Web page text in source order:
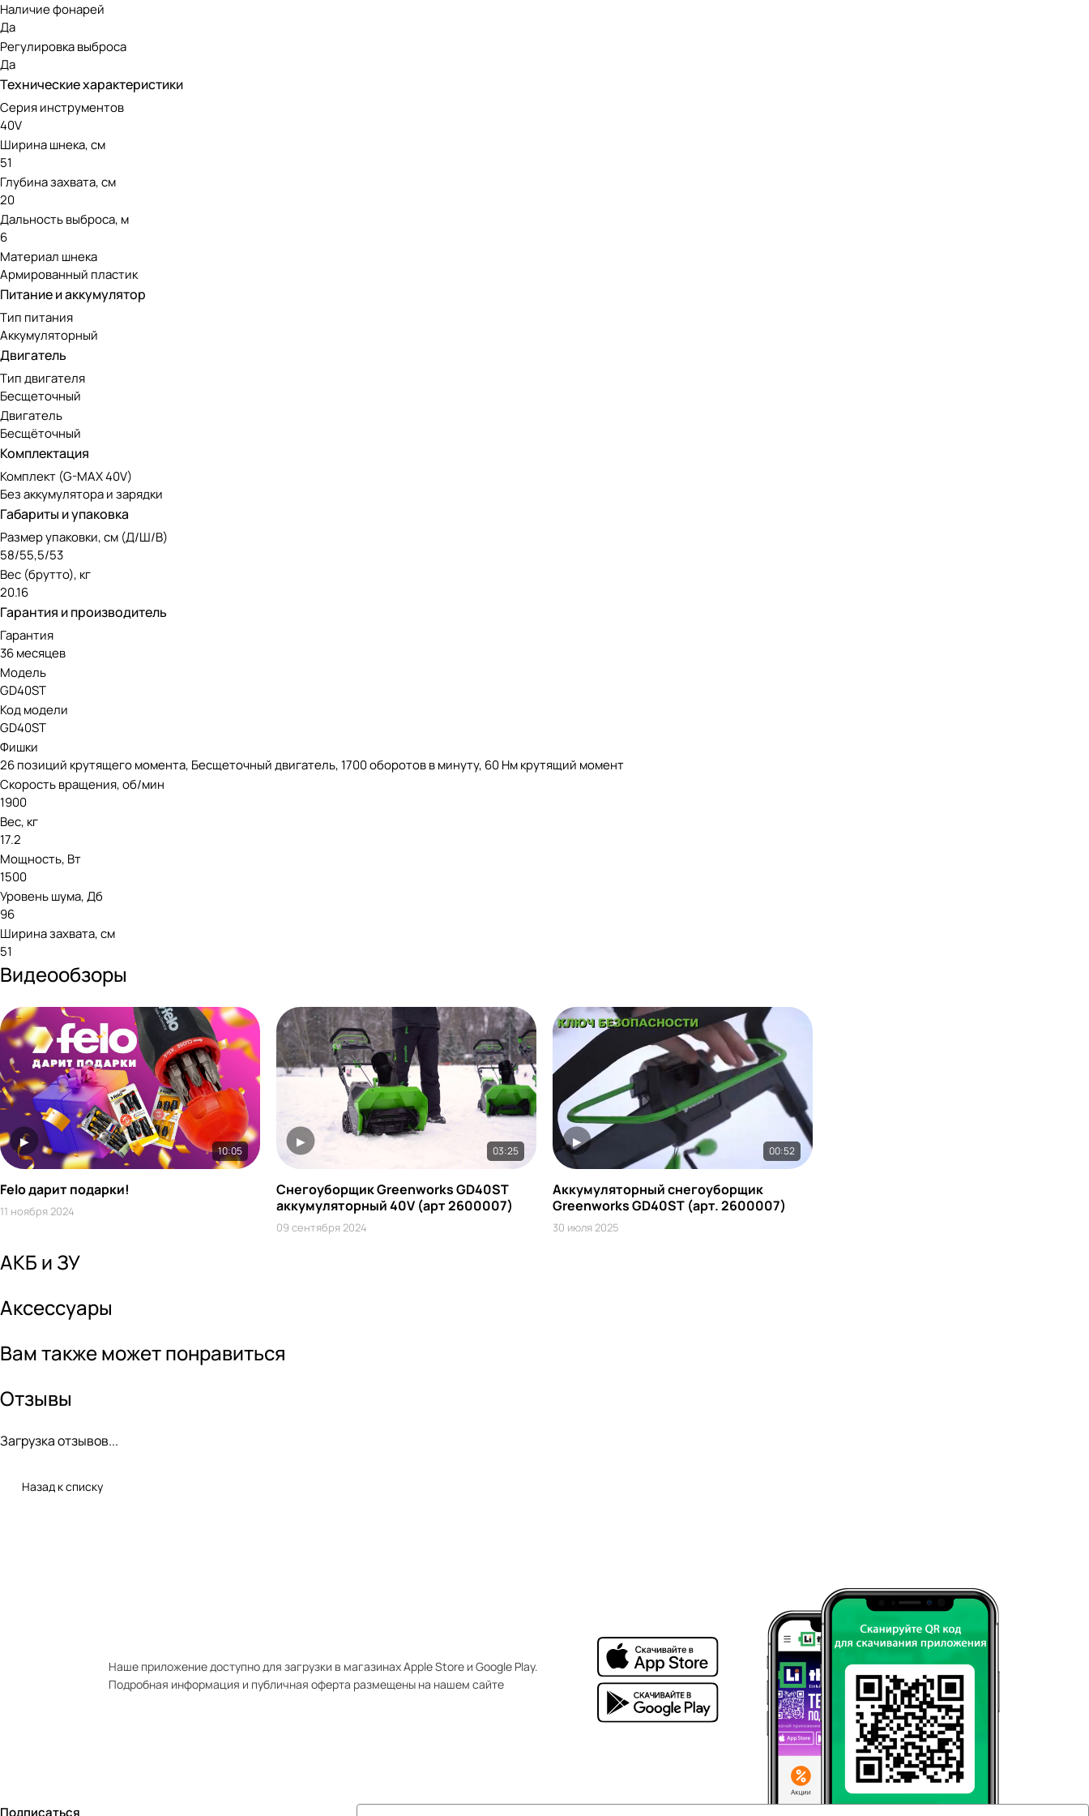
Инструмент оснащен передовым бесщеточным двигателем. Такой двигатель меньше подвержен износу, имеет более продолжительный срок службы и не
нуждается в сложном обслуживании, при этом экологичен и отличается пониженным уровнем шума и вибрации.
Аккумуляторная линейка Greenworks 40V
Модель работает от аккумуляторов 40V, совместимых со всеми устройствами Greenworks G-MAX 40V. Линейка настолько широка, что в ней найдутся
инструменты для большинства видов садовых работ.
Наличие фонарей
Да
Регулировка выброса
Да
Технические характеристики
Серия инструментов
40V
Ширина шнека, см
51
Глубина захвата, см
20
Дальность выброса, м
6
Материал шнека
Армированный пластик
Питание и аккумулятор
Тип питания
Аккумуляторный
Двигатель
Тип двигателя
Бесщеточный
Двигатель
Бесщёточный
Комплектация
Комплект (G-MAX 40V)
Без аккумулятора и зарядки
Габариты и упаковка
Размер упаковки, см (Д/Ш/В)
58/55,5/53
Вес (брутто), кг
20.16
Гарантия и производитель
Гарантия
36 месяцев
Модель
GD40ST
Код модели
GD40ST
Фишки
26 позиций крутящего момента, Бесщеточный двигатель, 1700 оборотов в минуту, 60 Нм крутящий момент
Скорость вращения, об/мин
1900
Вес, кг
17.2
Мощность, Вт
1500
Уровень шума, Дб
96
Ширина захвата, см
51
Видеообзоры
▶
10:05
Felo дарит подарки!
11 ноября 2024
▶
03:25
Снегоуборщик Greenworks GD40ST
аккумуляторный 40V (арт 2600007)
09 сентября 2024
▶
00:52
Аккумуляторный cнегоуборщик
Greenworks GD40ST (арт. 2600007)
30 июля 2025
АКБ и ЗУ
Аксессуары
Вам также может понравиться
Отзывы
Загрузка отзывов...
Назад к списку
Наше приложение доступно для загрузки в магазинах Apple Store и Google Play.
Подробная информация и публичная оферта размещены на нашем сайте
Подписаться